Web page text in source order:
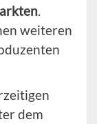
.
weiteren
dem